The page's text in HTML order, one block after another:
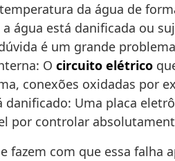
da água de
a água está danificada ou
é um grande
O circuito elétrico
conexões oxidadas por
danificado: Uma placa
por controlar
fazem com que essa